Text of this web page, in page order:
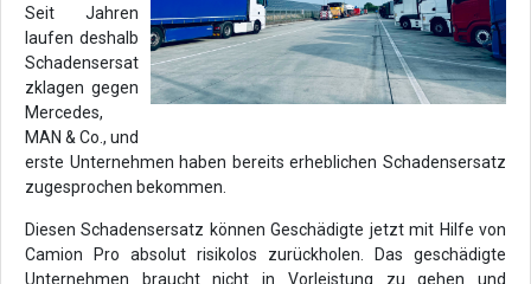
Seit Jahren
laufen deshalb
Schadensersat
zklagen gegen
Mercedes,
MAN & Co., und
erste Unternehmen haben bereits erheblichen Schadensersatz
zugesprochen bekommen.
Diesen Schadensersatz können Geschädigte jetzt mit Hilfe von
Camion Pro absolut risikolos zurückholen. Das geschädigte
Unternehmen braucht nicht in Vorleistung zu gehen und